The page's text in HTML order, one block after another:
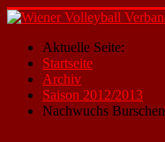
Aktuelle Seite:
Startseite
Archiv
Saison 2012/2013
Nachwuchs Burschen